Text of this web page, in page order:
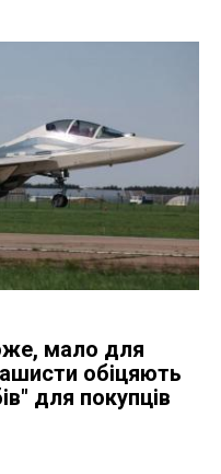
мало для
обіцяють
для покупців